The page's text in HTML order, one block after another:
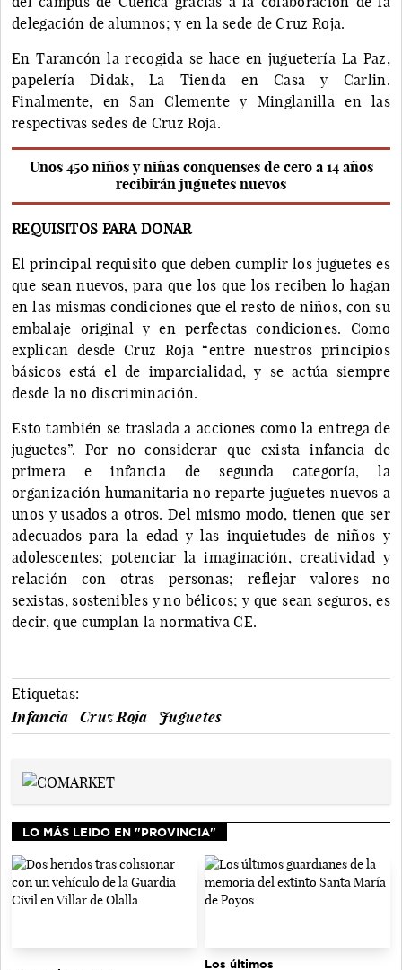
delegación de alumnos; y en la sede de Cruz Roja.
En Tarancón la recogida se hace en juguetería La Paz,
papelería Didak, La Tienda en Casa y Carlin.
Finalmente, en San Clemente y Minglanilla en las
respectivas sedes de Cruz Roja.
Unos 450 niños y niñas conquenses de cero a 14 años
recibirán juguetes nuevos
REQUISITOS PARA DONAR
El principal requisito que deben cumplir los juguetes es
que sean nuevos, para que los que los reciben lo hagan
en las mismas condiciones que el resto de niños, con su
embalaje original y en perfectas condiciones. Como
explican desde Cruz Roja “entre nuestros principios
básicos está el de imparcialidad, y se actúa siempre
desde la no discriminación.
Esto también se traslada a acciones como la entrega de
juguetes”. Por no considerar que exista infancia de
primera e infancia de segunda categoría, la
organización humanitaria no reparte juguetes nuevos a
unos y usados a otros. Del mismo modo, tienen que ser
adecuados para la edad y las inquietudes de niños y
adolescentes; potenciar la imaginación, creatividad y
relación con otras personas; reflejar valores no
sexistas, sostenibles y no bélicos; y que sean seguros, es
decir, que cumplan la normativa CE.
Etiquetas:
Infancia
Cruz Roja Juguetes
LO MÁS LEIDO EN "PROVINCIA"
Los últimos